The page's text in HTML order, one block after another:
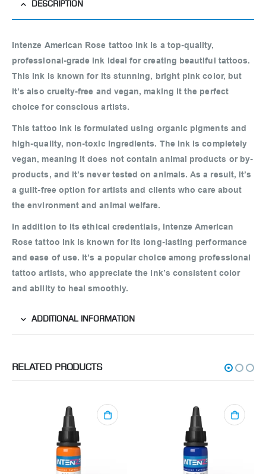
DESCRIPTION
Intenze American Rose tattoo ink is a top-quality,
professional-grade ink ideal for creating beautiful tattoos.
This ink is known for its stunning, bright pink color, but
it’s also cruelty-free and vegan, making it the perfect
choice for conscious artists.
This tattoo ink is formulated using organic pigments and
high-quality, non-toxic ingredients. The ink is completely
vegan, meaning it does not contain animal products or by-
products, and it’s never tested on animals. As a result, it’s
a guilt-free option for artists and clients who care about
the environment and animal welfare.
In addition to its ethical credentials, Intenze American
Rose tattoo ink is known for its long-lasting performance
and ease of use. It’s a popular choice among professional
tattoo artists, who appreciate the ink’s consistent color
and ability to heal smoothly.
ADDITIONAL INFORMATION
RELATED PRODUCTS